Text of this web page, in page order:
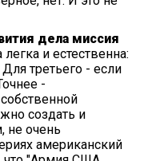
дела миссия
и естественна:
третьего - если
-
создать и
не очень
американский